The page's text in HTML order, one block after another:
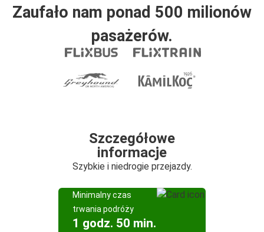
Zaufało nam ponad 500 milionów
pasażerów.
Szczegółowe
informacje
Szybkie i niedrogie przejazdy.
Minimalny czas
trwania podróży
1 godz. 50 min.